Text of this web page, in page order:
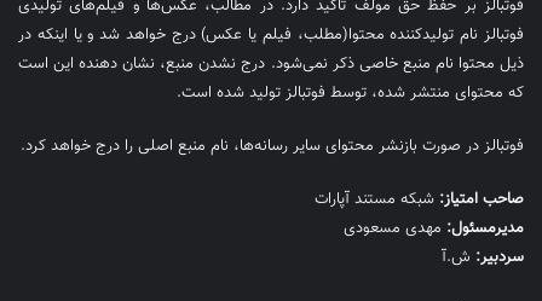
فوتبالز بر حفظ حق مولف تاکید دارد. در مطالب، عکس‌ها و فیلم‌های تولیدی
فوتبالز نام تولیدکننده محتوا(مطلب، فیلم یا عکس) درج خواهد شد و یا اینکه در
ذیل محتوا نام منبع خاصی ذکر نمی‌‎شود. درج نشدن منبع، نشان دهنده این است
که محتوای منتشر شده، توسط فوتبالز تولید شده است.
فوتبالز در صورت بازنشر محتوای سایر رسانه‌ها، نام منبع اصلی را درج خواهد کرد.
صاحب امتیاز: شبکه مستند آپارات
مديرمسئول: مهدی مسعودی
سردبیر: ش.آ